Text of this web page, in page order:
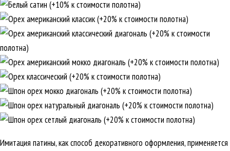
Имитация патины, как способ декоративного оформления, применяется